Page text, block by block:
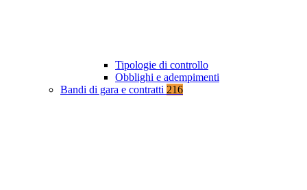
Tipologie di controllo
Obblighi e adempimenti
Bandi di gara e contratti 216